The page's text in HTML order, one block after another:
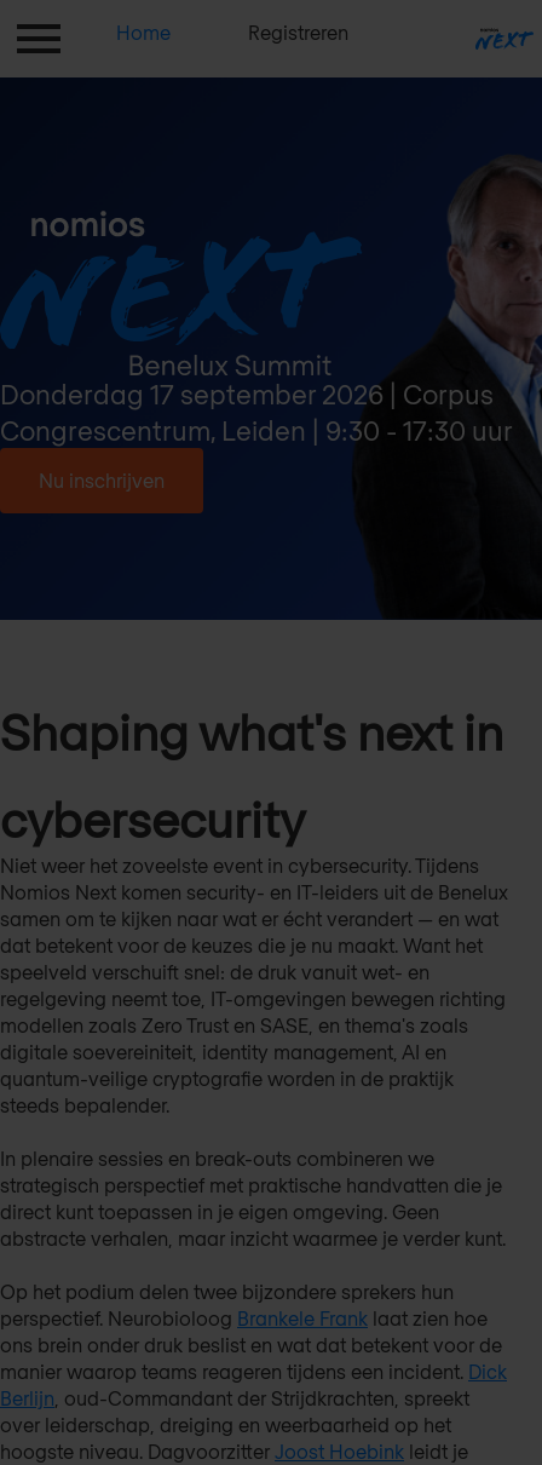
Praktische
Inloggen
Home Registreren
Donderdag 17 september 2026 | Corpus
Congrescentrum, Leiden | 9:30 - 17:30 uur
Nu inschrijven
Shaping what's next in
cybersecurity
Niet weer het zoveelste event in cybersecurity. Tijdens
Nomios Next komen security- en IT-leiders uit de Benelux
samen om te kijken naar wat er écht verandert — en wat
dat betekent voor de keuzes die je nu maakt. Want het
speelveld verschuift snel: de druk vanuit wet- en
regelgeving neemt toe, IT-omgevingen bewegen richting
modellen zoals Zero Trust en SASE, en thema's zoals
digitale soevereiniteit, identity management, AI en
quantum-veilige cryptografie worden in de praktijk
steeds bepalender.
In plenaire sessies en break-outs combineren we
strategisch perspectief met praktische handvatten die je
direct kunt toepassen in je eigen omgeving. Geen
abstracte verhalen, maar inzicht waarmee je verder kunt.
Op het podium delen twee bijzondere sprekers hun
perspectief. Neurobioloog Brankele Frank laat zien hoe
ons brein onder druk beslist en wat dat betekent voor de
manier waarop teams reageren tijdens een incident. Dick
Berlijn , oud-Commandant der Strijdkrachten, spreekt
over leiderschap, dreiging en weerbaarheid op het
hoogste niveau. Dagvoorzitter Joost Hoebink leidt je